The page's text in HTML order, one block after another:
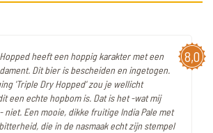
8,0
heeft een hoppig karakter met een
Dit bier is bescheiden en ingetogen.
'Triple Dry Hopped' zou je wellicht
een echte hopbom is. Dat is het -wat mij
Een mooie, dikke fruitige India Pale met
die in de nasmaak echt zijn stempel